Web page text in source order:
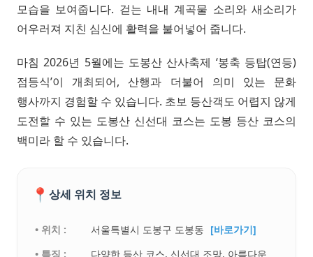
모습을 보여줍니다. 걷는 내내 계곡물 소리와 새소리가
어우러져 지친 심신에 활력을 불어넣어 줍니다.
마침 2026년 5월에는 도봉산 산사축제 ‘봉축 등탑(연등)
점등식’이 개최되어, 산행과 더불어 의미 있는 문화
행사까지 경험할 수 있습니다. 초보 등산객도 어렵지 않게
도전할 수 있는 도봉산 신선대 코스는 도봉 등산 코스의
백미라 할 수 있습니다.
📍 상세 위치 정보
• 위치 : 서울특별시 도봉구 도봉동 [바로가기]
• 특징 :
다양한 등산 코스, 신선대 조망, 아름다운